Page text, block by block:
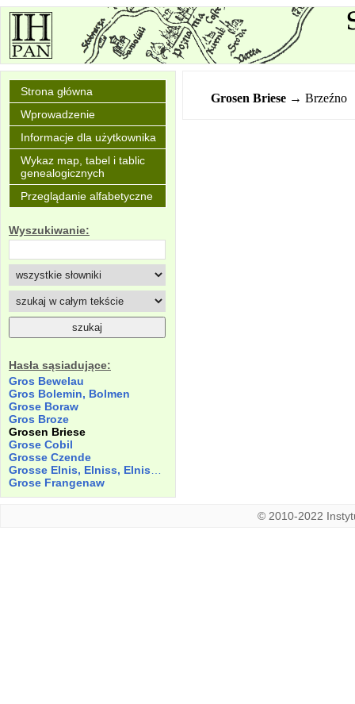
Strona główna
Wprowadzenie
Informacje dla użytkownika
Wykaz map, tabel i tablic
genealogicznych
Przeglądanie alfabetyczne
Wyszukiwanie:
Hasła sąsiadujące:
Gros Bewelau
Gros Bolemin, Bolmen
Grose Boraw
Gros Broze
Grosen Briese
Grose Cobil
Grosse Czende
Grose Frangenaw
Grosen Briese → Brzeźno
© 2010-2022